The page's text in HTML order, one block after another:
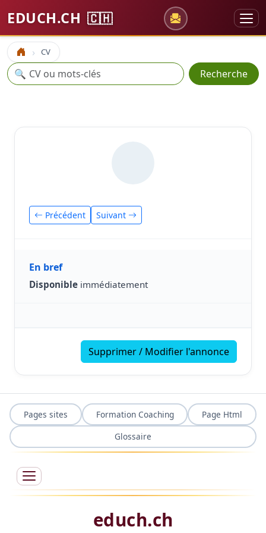
EDUCH.CH 🇨🇭
Accueil CV
Recherche
🔍 Recherche
Précédent Suivant
En bref
Disponible immédiatement
Supprimer / Modifier l'annonce
Pages sites Formation Coaching
Page Html
Glossaire
educh.ch